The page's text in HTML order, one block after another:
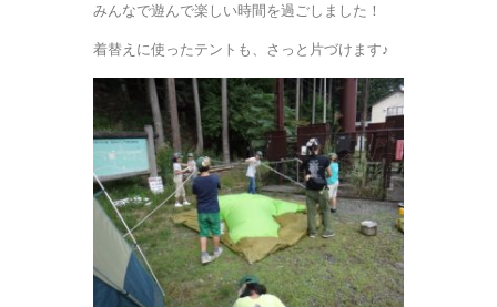
みんなで遊んで楽しい時間を過ごしました！
着替えに使ったテントも、さっと片づけます♪